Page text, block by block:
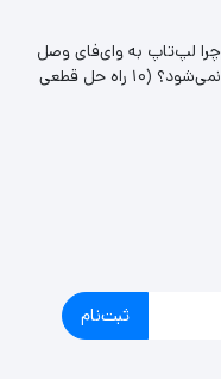
چرا لپ‌تاپ به وای‌فای وصل
نمی‌شود؟ (۱۰ راه حل قطعی
ثبت‌نام